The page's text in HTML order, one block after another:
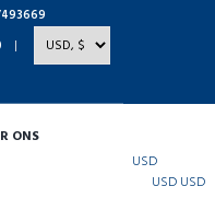
ONS
USD
USD USD